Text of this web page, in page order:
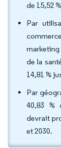
de 15,52
Par
de la
14,81 %
Par
40,83 %
devrait
et 2030.